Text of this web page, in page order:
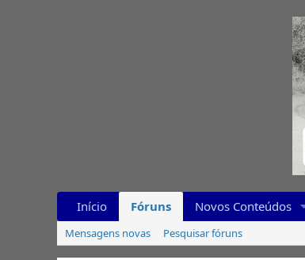
Início Fóruns Novos Conteúdos
Mensagens novas Pesquisar fóruns